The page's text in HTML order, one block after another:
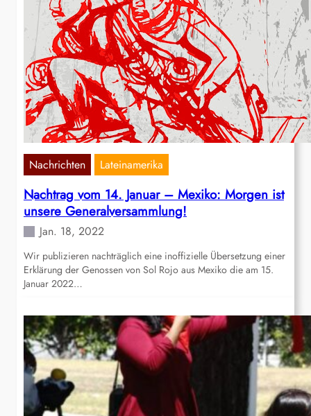
Nachrichten Lateinamerika
Nachtrag vom 14. Januar – Mexiko: Morgen ist
unsere Generalversammlung!
Jan. 18, 2022
Wir publizieren nachträglich eine inoffizielle Übersetzung einer
Erklärung der Genossen von Sol Rojo aus Mexiko die am 15.
Januar 2022…